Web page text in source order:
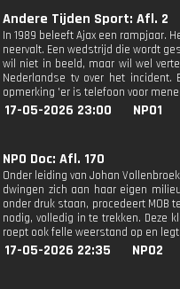
Andere Tijden Sport: Afl. 2
In 1989 beleeft Ajax een rampjaar.
neervalt. Een wedstrijd die wordt
wil niet in beeld, maar wil wel
Nederlandse tv over het
opmerking 'er is telefoon voor
17-05-2026 23:00 NPO1
NPO Doc: Afl. 170
Onder leiding van Johan
dwingen zich aan haar eigen
onder druk staan, procedeert MOB
nodig, volledig in te trekken. Deze
roept ook felle weerstand op en
17-05-2026 22:35 NPO2